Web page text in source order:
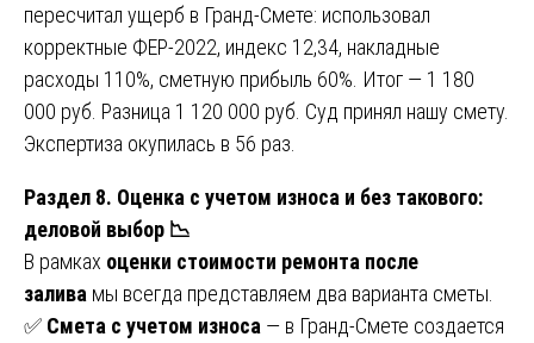
пересчитал ущерб в Гранд-Смете: использовал
корректные ФЕР-2022, индекс 12,34, накладные
расходы 110%, сметную прибыль 60%. Итог — 1 180
000 руб. Разница 1 120 000 руб. Суд принял нашу смету.
Экспертиза окупилась в 56 раз.
Раздел 8. Оценка с учетом износа и без такового:
деловой выбор 📉
В рамках оценки стоимости ремонта после
залива мы всегда представляем два варианта сметы.
✅ Смета с учетом износа — в Гранд-Смете создается